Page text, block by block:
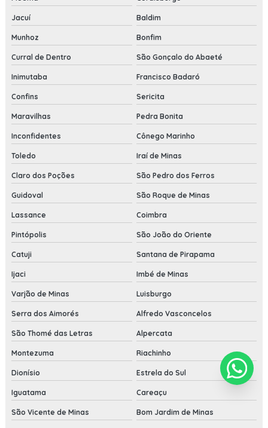
Jacuí Baldim
Munhoz Bonfim
Curral de Dentro São Gonçalo do Abaeté
Inimutaba Francisco Badaró
Confins Sericita
Maravilhas Pedra Bonita
Inconfidentes Cônego Marinho
Toledo Iraí de Minas
Claro dos Poções São Pedro dos Ferros
Guidoval São Roque de Minas
Lassance Coimbra
Pintópolis São João do Oriente
Catuji Santana de Pirapama
Ijaci Imbé de Minas
Varjão de Minas Luisburgo
Serra dos Aimorés Alfredo Vasconcelos
São Thomé das Letras Alpercata
Montezuma Riachinho
Dionísio Estrela do Sul
Iguatama Careaçu
São Vicente de Minas Bom Jardim de Minas